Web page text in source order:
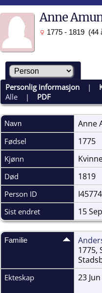
Anne
1775 - 1819 (44
Personlig informasjon |
Alle | PDF
Navn Anne
Fødsel 1775
Kjønn
Død 1819
Person ID I45774
Sist endret 15
Familie
1775,
Ekteskap 23